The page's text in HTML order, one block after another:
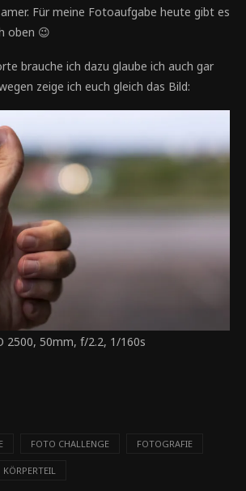
Für meine Fotoaufgabe heute gibt es
oben 😉
brauche ich dazu glaube ich auch gar
zeige ich euch gleich das Bild:
2500, 50mm, f/2.2, 1/160s
FOTO CHALLENGE FOTOGRAFIE
KÖRPERTEIL